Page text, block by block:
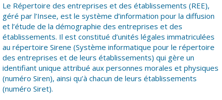
Le Répertoire des entreprises et des établissements (REE),
géré par l’Insee, est le système d’information pour la diffusion
et l’étude de la démographie des entreprises et des
établissements. Il est constitué d’unités légales immatriculées
au répertoire Sirene (Système informatique pour le répertoire
des entreprises et de leurs établissements) qui gère un
identifiant unique attribué aux personnes morales et physiques
(numéro Siren), ainsi qu’à chacun de leurs établissements
(numéro Siret).